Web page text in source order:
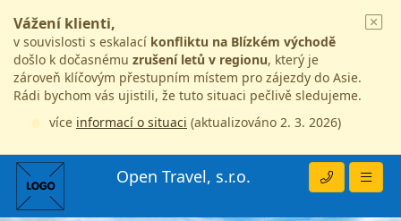
Vážení klienti,
v souvislosti s eskalací konfliktu na Blízkém východě
došlo k dočasnému zrušení letů v regionu, který je
zároveň klíčovým přestupním místem pro zájezdy do Asie.
Rádi bychom vás ujistili, že tuto situaci pečlivě sledujeme.
více informací o situaci (aktualizováno 2. 3. 2026)
Open Travel, s.r.o.